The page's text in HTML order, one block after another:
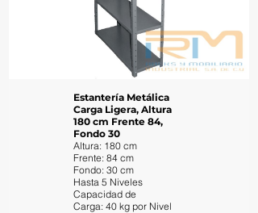
Estantería Metálica
Carga Ligera, Altura
180 cm Frente 84,
Fondo 30
Altura: 180 cm
Frente: 84 cm
Fondo: 30 cm
Hasta 5 Niveles
Capacidad de
Carga: 40 kg por Nivel